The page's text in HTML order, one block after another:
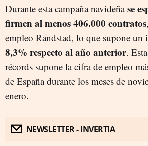
Durante esta campaña navideñase
firmen al menos 406.000 contratos
empleo Randstad, lo que supone un
8,3% respecto al año anterior.
récords supone la cifra de empleo
de España durante los meses de
enero.
NEWSLETTER - INVERTIA